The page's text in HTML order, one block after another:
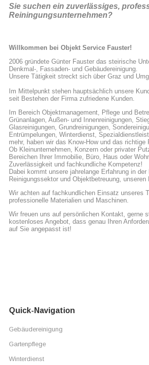
Sie suchen ein zuverlässiges,
Reiningungsunternehmen?
Willkommen bei Objekt Service Fauster!
2006 gründete Günter Fauster das steirische
Denkmal-, Fassaden- und Gebäudereinigung.
Unsere Tätigkeit streckt sich über Graz und
Im Mittelpunkt stehen hauptsächlich unsere
seit Bestehen der Firma zufriedene Kunden.
Im Bereich Objektmanagement, Pflege und
Grünanlagen, Außen- und Innenreinigungen,
Glasreinigungen, Grundreinigungen,
Entrümpelungen, Winterdienst,
mehr, haben wir das Know-How und das richtige
Ob Kleinunternehmen, Konzern oder privater
Bereichen Ihrer Immobilie, Büro, Haus oder
Zuverlässigkeit und fachkundliche Kompetenz!
Dabei kommt unsere jahrelange Erfahrung in
Reinigungssektor und Objektbetreuung, unseren
Wir achten auf fachkundlichen Einsatz unseres
professionelle Materialien und Maschinen.
Wir freuen uns auf persönlichen Kontakt, gerne
kostenloses Angebot, dass genau Ihren
auf Sie angepasst ist!
Quick-Navigation
Gebäudereinigung
Gartenpflege
Winterdienst